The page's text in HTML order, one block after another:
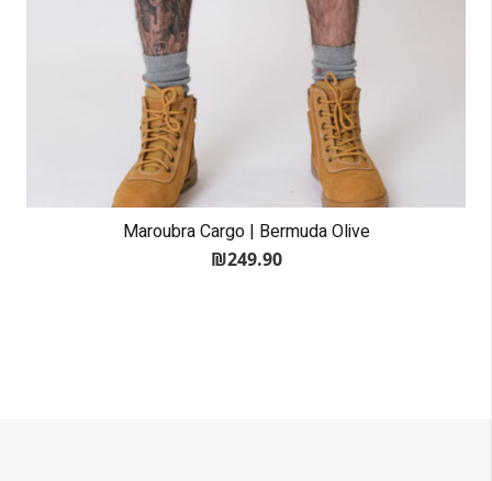
Maroubra Cargo | Bermuda Olive
₪249.90